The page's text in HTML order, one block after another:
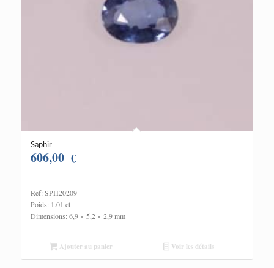
Saphir
606,00 €
Ref: SPH20209
Poids: 1.01 ct
Dimensions: 6,9 × 5,2 × 2,9 mm
Ajouter au panier Voir les détails